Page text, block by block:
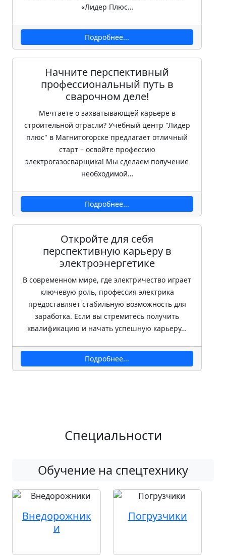
«Лидер Плюс…
Подробнее...
Начните перспективный
профессиональный путь в
сварочном деле!
Мечтаете о захватывающей карьере в
строительной отрасли? Учебный центр "Лидер
плюс" в Магнитогорске предлагает отличный
старт – освойте профессию
электрогазосварщика! Мы сделаем получение
необходимой…
Подробнее...
Откройте для себя
перспективную карьеру в
электроэнергетике
В современном мире, где электричество играет
ключевую роль, профессия электрика
предоставляет стабильную возможность для
заработка. Если вы стремитесь получить
квалификацию и начать успешную карьеру…
Подробнее...
Специальности
Обучение на спецтехнику
Внедорожник
и
Погрузчики